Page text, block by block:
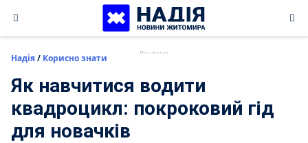
content
Надія/ Корисно знати
Як навчитися водити
квадроцикл: покроковий гід
для новачків